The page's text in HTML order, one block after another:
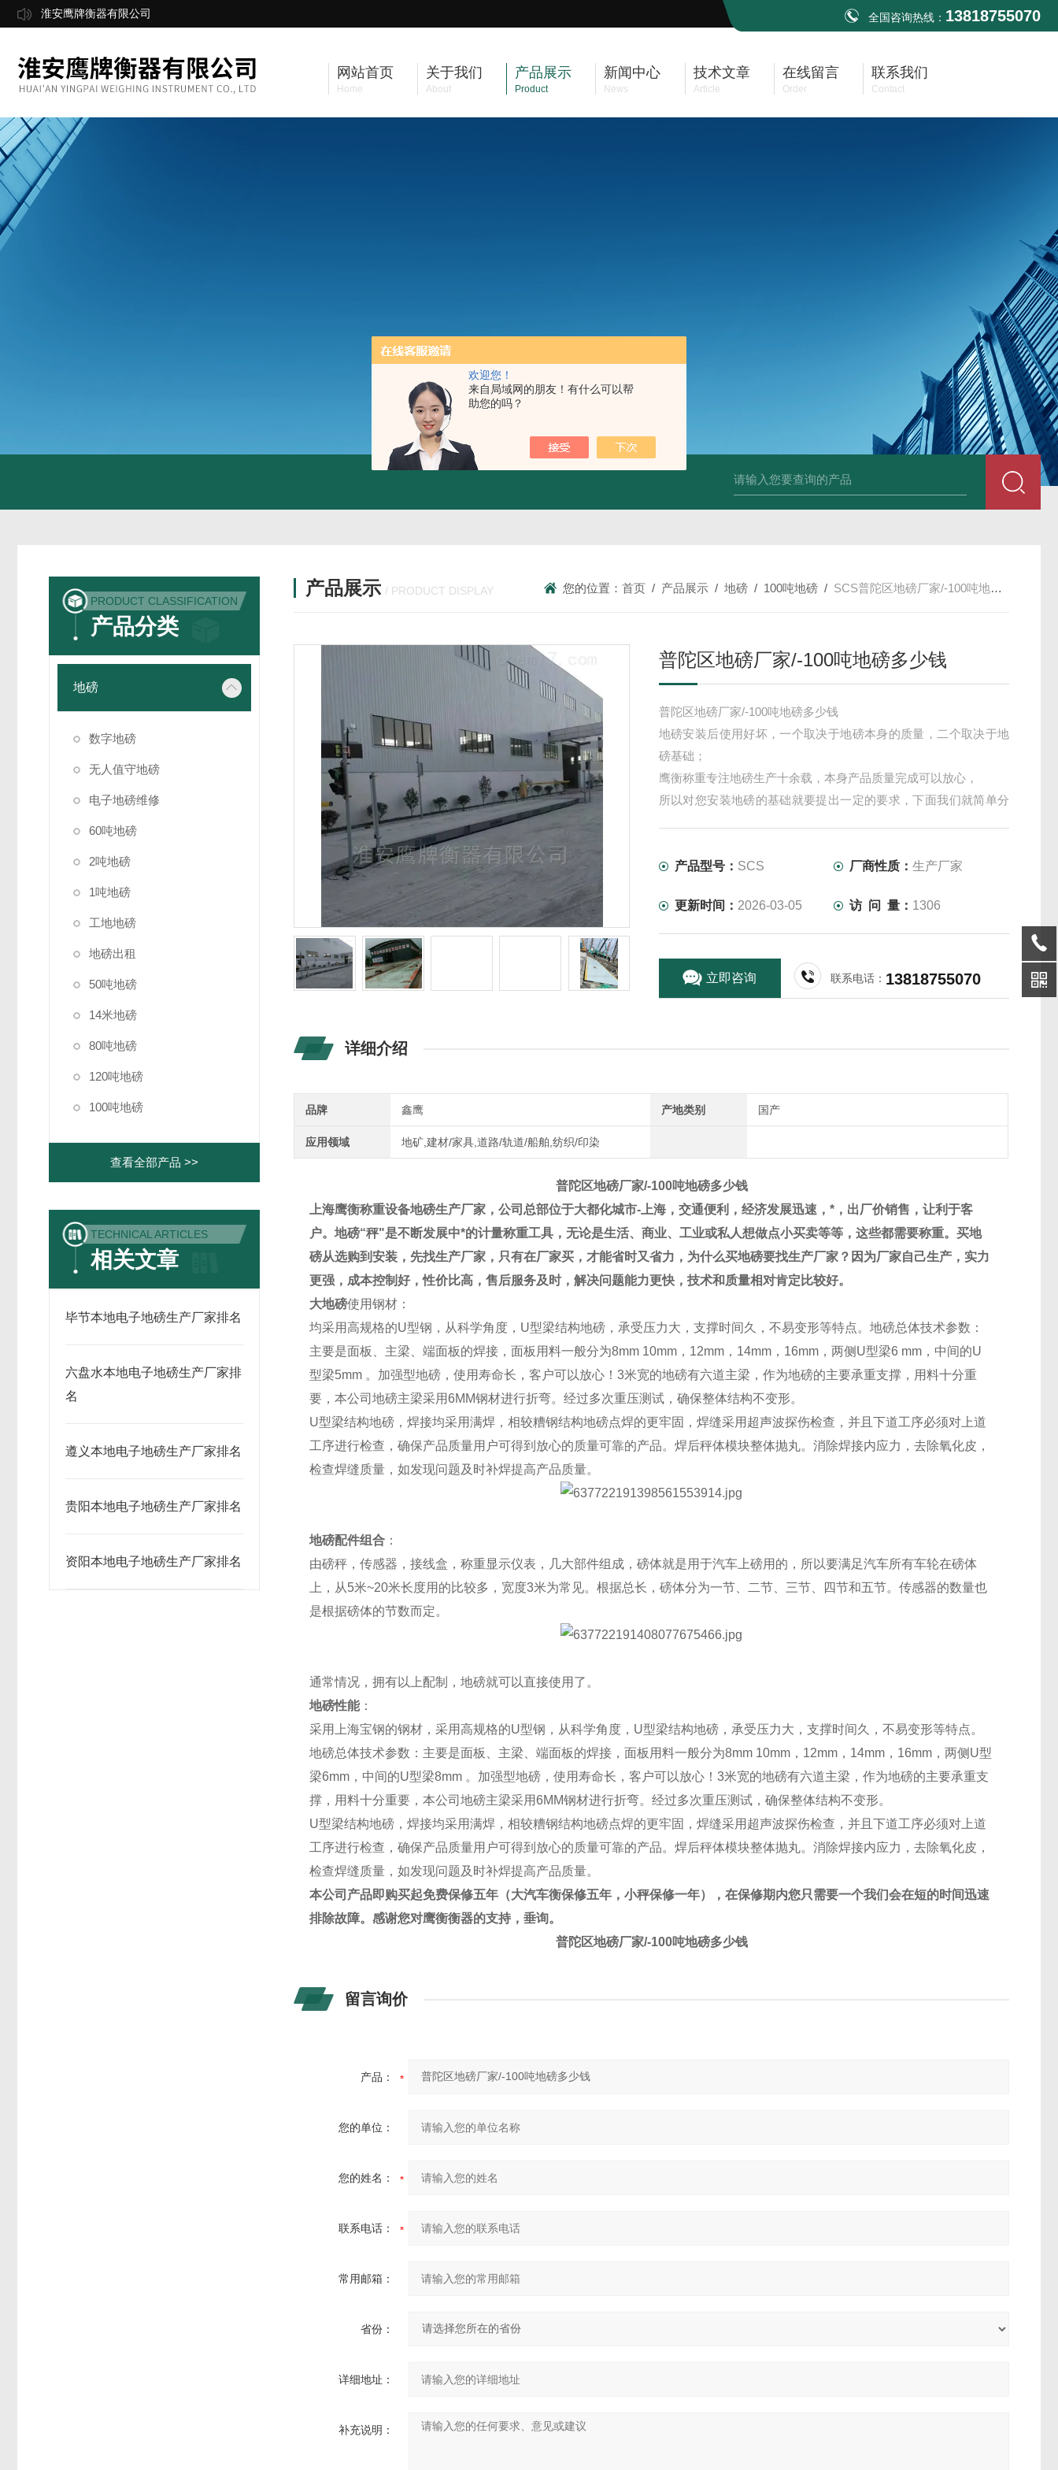
欢迎您！
来自局域网的朋友！有什么可以帮
助您的吗？
淮安鹰牌衡器有限公司 全国咨询热线： 13818755070
网站首页
Home
关于我们
About
产品展示
Product
新闻中心
News
技术文章
Article
在线留言
Order
联系我们
Contact
PRODUCT CLASSIFICATION
产品分类
地磅
数字地磅
无人值守地磅
电子地磅维修
60吨地磅
2吨地磅
1吨地磅
工地地磅
地磅出租
50吨地磅
14米地磅
80吨地磅
120吨地磅
100吨地磅
查看全部产品 >>
TECHNICAL ARTICLES
相关文章
毕节本地电子地磅生产厂家排名
六盘水本地电子地磅生产厂家排
名
遵义本地电子地磅生产厂家排名
贵阳本地电子地磅生产厂家排名
资阳本地电子地磅生产厂家排名
产品展示 / PRODUCT DISPLAY 您的位置：首页 / 产品展示 /地磅 / 100吨地磅 / SCS普陀区地磅厂家/-100吨地磅多少钱
普陀区地磅厂家/-100吨地磅多少钱
普陀区地磅厂家/-100吨地磅多少钱
地磅安装后使用好坏，一个取决于地磅本身的质量，二个取决于地
磅基础；
鹰衡称重专注地磅生产十余载，本身产品质量完成可以放心，
所以对您安装地磅的基础就要提出一定的要求，下面我们就简单分
产品型号： SCS 厂商性质：生产厂家
更新时间： 2026-03-05 访 问 量： 1306
立即咨询 联系电话： 13818755070
详细介绍
品牌 鑫鹰 产地类别 国产
应用领域 地矿,建材/家具,道路/轨道/船舶,纺织/印染
普陀区地磅厂家/-100吨地磅多少钱
上海鹰衡称重设备地磅生产厂家，公司总部位于大都化城市- 上海，交通便利，经济发展迅速，*，出厂价销售，让利于客
户。地磅“秤"是不断发展中*的计量称重工具，无论是生活、商业、工业或私人想做点小买卖等等，这些都需要称重。买地
磅从选购到安装，先找生产厂家，只有在厂家买，才能省时又省力，为什么买地磅要找生产厂家？因为厂家自己生产，实力
更强，成本控制好，性价比高，售后服务及时，解决问题能力更快，技术和质量相对肯定比较好。
大地磅使用钢材：
均采用高规格的U型钢，从科学角度， U型梁结构地磅，承受压力大，支撑时间久，不易变形等特点。地磅总体技术参数：
主要是面板、主梁、端面板的焊接，面板用料一般分为8mm 10mm ， 12mm ， 14mm ， 16mm ，两侧 U型梁6 mm ，中间的U
型梁5mm 。加强型地磅，使用寿命长，客户可以放心！3米宽的地磅有六道主梁，作为地磅的主要承重支撑，用料十分重
要，本公司地磅主梁采用6MM钢材进行折弯。经过多次重压测试，确保整体结构不变形。
U型梁结构地磅，焊接均采用满焊，相较糟钢结构地磅点焊的更牢固，焊缝采用超声波探伤检查，并且下道工序必须对上道
工序进行检查，确保产品质量用户可得到放心的质量可靠的产品。焊后秤体模块整体抛丸。消除焊接内应力，去除氧化皮，
检查焊缝质量，如发现问题及时补焊提高产品质量。
地磅配件组合 ：
由磅秤，传感器，接线盒，称重显示仪表，几大部件组成，磅体就是用于汽车上磅用的，所以要满足汽车所有车轮在磅体
上，从5米~20米长度用的比较多，宽度3米为常见。根据总长，磅体分为一节、二节、三节、四节和五节。传感器的数量也
是根据磅体的节数而定。
通常情况，拥有以上配制，地磅就可以直接使用了。
地磅性能：
采用上海宝钢的钢材，采用高规格的U型钢，从科学角度， U型梁结构地磅，承受压力大，支撑时间久，不易变形等特点。
地磅总体技术参数：主要是面板、主梁、端面板的焊接，面板用料一般分为8mm 10mm ， 12mm ， 14mm ， 16mm ，两侧 U型
梁6mm ，中间的U型梁8mm 。加强型地磅，使用寿命长，客户可以放心！3米宽的地磅有六道主梁，作为地磅的主要承重支
撑，用料十分重要，本公司地磅主梁采用6MM钢材进行折弯。经过多次重压测试，确保整体结构不变形。
U型梁结构地磅，焊接均采用满焊，相较糟钢结构地磅点焊的更牢固，焊缝采用超声波探伤检查，并且下道工序必须对上道
工序进行检查，确保产品质量用户可得到放心的质量可靠的产品。焊后秤体模块整体抛丸。消除焊接内应力，去除氧化皮，
检查焊缝质量，如发现问题及时补焊提高产品质量。
本公司产品即购买起免费保修五年（大汽车衡保修五年，小秤保修一年），在保修期内您只需要一个我们会在短的时间迅速
排除故障。感谢您对鹰衡衡器的支持，垂询。
普陀区地磅厂家/-100吨地磅多少钱
留言询价
产品：
您的单位：
您的姓名：
联系电话：
常用邮箱：
省份：
详细地址：
补充说明：